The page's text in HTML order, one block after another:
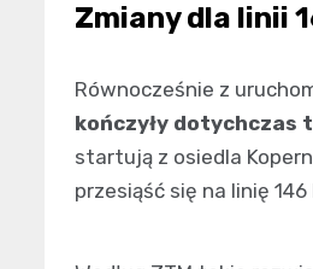
Zmiany dla linii
Równocześnie z
kończyły dotychczas
startują z osiedla
przesiąść się na linię 146